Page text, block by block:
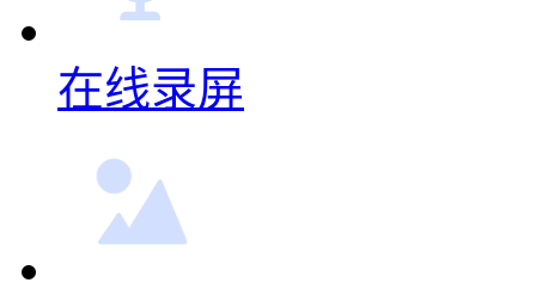
这个在线就可以制作，